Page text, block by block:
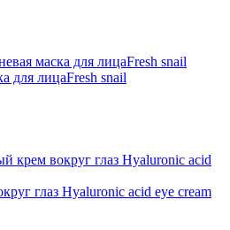
для лицаFresh snail
глаз Hyaluronic acid eye cream